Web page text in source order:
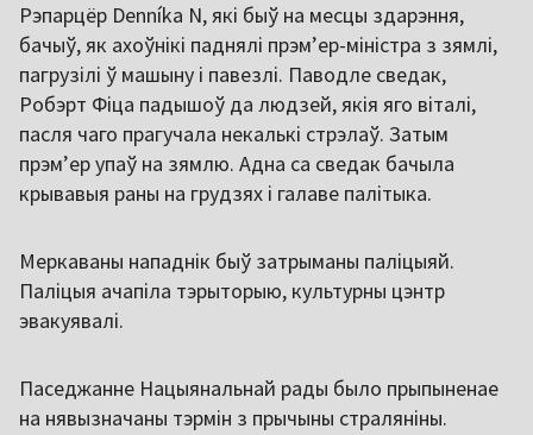
Рэпарцёр Denníka N, які быў на месцы здарэння,
бачыў, як ахоўнікі паднялі прэмʼер-міністра з зямлі,
пагрузілі ў машыну і павезлі. Паводле сведак,
Робэрт Фіца падышоў да людзей, якія яго віталі,
пасля чаго прагучала некалькі стрэлаў. Затым
прэм’ер упаў на зямлю. Адна са сведак бачыла
крывавыя раны на грудзях і галаве палітыка.
Меркаваны нападнік быў затрыманы паліцыяй.
Паліцыя ачапіла тэрыторыю, культурны цэнтр
эвакуявалі.
Паседжанне Нацыянальнай рады было прыпыненае
на нявызначаны тэрмін з прычыны страляніны.